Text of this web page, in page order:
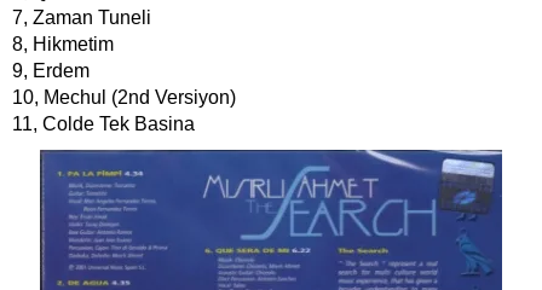
7, Zaman Tuneli
8, Hikmetim
9, Erdem
10, Mechul (2nd Versiyon)
11, Colde Tek Basina